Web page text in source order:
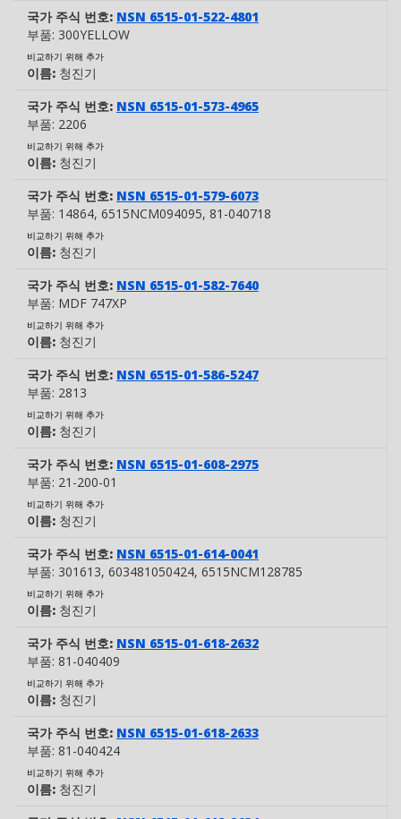
국가 주식 번호: NSN 6515-01-522-4801
부품: 300YELLOW
비교하기 위해 추가
이름: 청진기
국가 주식 번호: NSN 6515-01-573-4965
부품: 2206
비교하기 위해 추가
이름: 청진기
국가 주식 번호: NSN 6515-01-579-6073
부품: 14864, 6515NCM094095, 81-040718
비교하기 위해 추가
이름: 청진기
국가 주식 번호: NSN 6515-01-582-7640
부품: MDF 747XP
비교하기 위해 추가
이름: 청진기
국가 주식 번호: NSN 6515-01-586-5247
부품: 2813
비교하기 위해 추가
이름: 청진기
국가 주식 번호: NSN 6515-01-608-2975
부품: 21-200-01
비교하기 위해 추가
이름: 청진기
국가 주식 번호: NSN 6515-01-614-0041
부품: 301613, 603481050424, 6515NCM128785
비교하기 위해 추가
이름: 청진기
국가 주식 번호: NSN 6515-01-618-2632
부품: 81-040409
비교하기 위해 추가
이름: 청진기
국가 주식 번호: NSN 6515-01-618-2633
부품: 81-040424
비교하기 위해 추가
이름: 청진기